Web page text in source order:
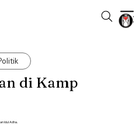
di Kamp
Idul Adha.